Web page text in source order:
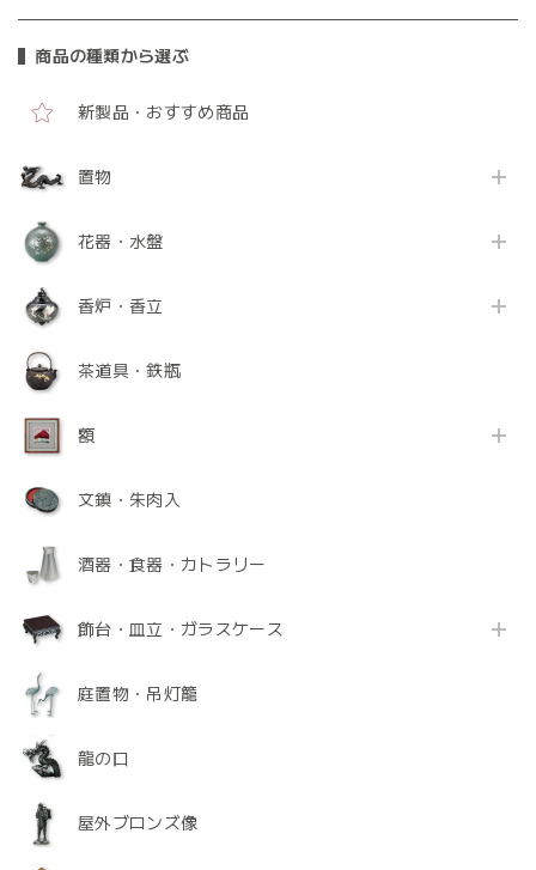
商品の種類から選ぶ
新製品・おすすめ商品
置物
花器・水盤
香炉・香立
茶道具・鉄瓶
額
文鎮・朱肉入
酒器・食器・カトラリー
飾台・皿立・ガラスケース
庭置物・吊灯籠
龍の口
屋外ブロンズ像